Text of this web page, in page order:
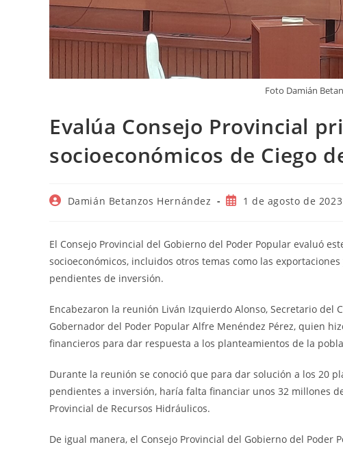
Foto Damián
Evalúa Consejo Provincial
socioeconómicos de Ciego
Autor
entrada:
Damián Betanzos Hernández
Publicación
entrada:
1 de agosto de 2023
El Consejo Provincial del Gobierno del Poder Popular evaluó
socioeconómicos, incluidos otros temas como las
pendientes de inversión.
Encabezaron la reunión Liván Izquierdo Alonso, Secretario del
Gobernador del Poder Popular Alfre Menéndez Pérez, quien
financieros para dar respuesta a los planteamientos de la
Durante la reunión se conoció que para dar solución a los 20
pendientes a inversión, haría falta financiar unos 32 millones
Provincial de Recursos Hidráulicos.
De igual manera, el Consejo Provincial del Gobierno del